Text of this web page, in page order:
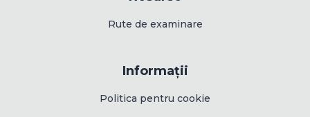
Rute de examinare
Informații
Politica pentru cookie
Plătește în rate!
20 August 2026